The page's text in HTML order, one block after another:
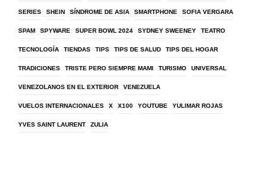
SERIES SHEIN SÍNDROME DE ASIA SMARTPHONE SOFIA VERGARA
SPAM SPYWARE SUPER BOWL 2024 SYDNEY SWEENEY TEATRO
TECNOLOGÍA TIENDAS TIPS TIPS DE SALUD TIPS DEL HOGAR
TRADICIONES TRISTE PERO SIEMPRE MAMI TURISMO UNIVERSAL
VENEZOLANOS EN EL EXTERIOR VENEZUELA
VUELOS INTERNACIONALES X X100 YOUTUBE YULIMAR ROJAS
YVES SAINT LAURENT ZULIA